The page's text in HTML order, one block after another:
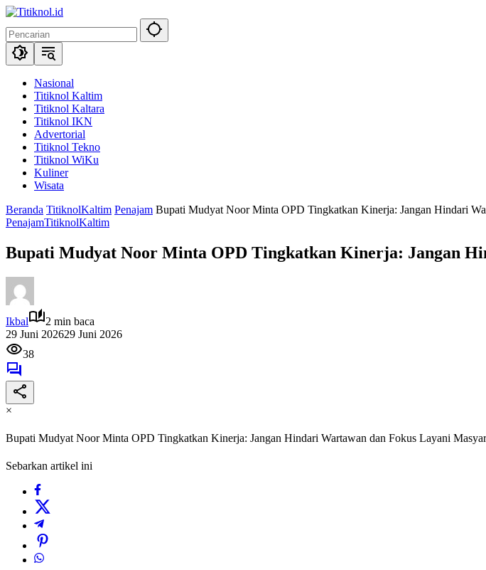
Langsung
konten
Nasional
Titiknol Kaltim
Titiknol Kaltara
Titiknol IKN
Advertorial
Titiknol Tekno
Titiknol WiKu
Kuliner
Wisata
Beranda TitiknolKaltim Penajam Bupati Mudyat Noor Minta OPD Tingkatkan Kinerja: Jangan Hindari
PenajamTitiknolKaltim
Bupati Mudyat Noor Minta OPD Tingkatkan Kinerja: Jangan
Ikbal
2 min baca
29 Juni 202629 Juni 2026
38
×
Bupati Mudyat Noor Minta OPD Tingkatkan Kinerja: Jangan Hindari Wartawan dan Fokus Layani
Sebarkan artikel ini